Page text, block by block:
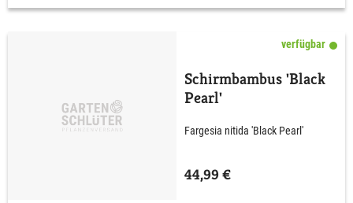
verfügbar
Schirmbambus 'Black
Pearl'
Fargesia nitida 'Black Pearl'
44,99 €